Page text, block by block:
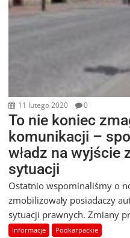
11 lutego 2020 0
To nie koniec
komunikacji –
władz na wyjście
sytuacji
Ostatnio wspominaliśmy o
zmobilizowały posiadaczy
sytuacji prawnych. Zmiany
Informacje Podkarpackie